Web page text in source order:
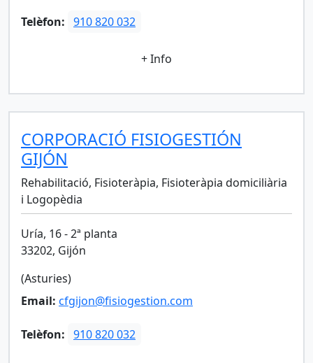
Telèfon: 910 820 032
+ Info
CORPORACIÓ FISIOGESTIÓN
GIJÓN
Rehabilitació, Fisioteràpia, Fisioteràpia domiciliària
i Logopèdia
Uría, 16 - 2ª planta
33202, Gijón
(Asturies)
Email: cfgijon@fisiogestion.com
Telèfon: 910 820 032